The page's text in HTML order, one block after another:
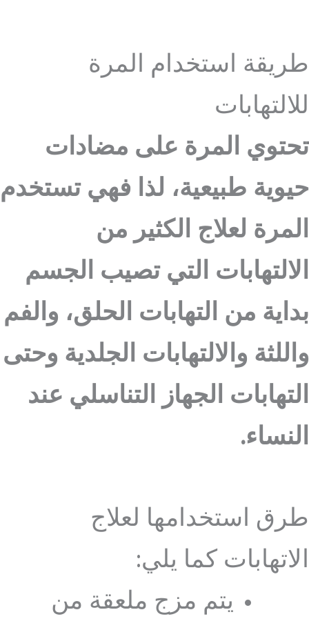
طريقة استخدام المرة
للالتهابات
تحتوي المرة على مضادات
حيوية طبيعية، لذا فهي تستخدم
المرة لعلاج الكثير من
الالتهابات التي تصيب الجسم
بداية من التهابات الحلق، والفم
واللثة والالتهابات الجلدية وحتى
التهابات الجهاز التناسلي عند
النساء.
طرق استخدامها لعلاج
الاتهابات كما يلي:
يتم مزج ملعقة من